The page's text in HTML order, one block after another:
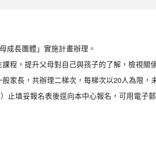
成長團體」實施計畫辦理。
程，提升父母對自己與孩子的了解，檢視關
家長，共辦理二梯次，每梯次以20人為限，
止填妥報名表後逕向本中心報名，可用電子